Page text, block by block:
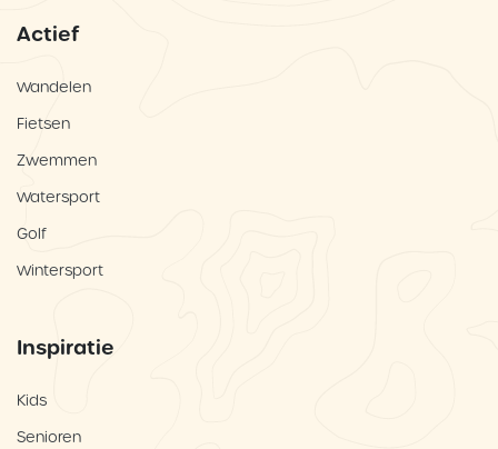
Actief
Wandelen
Fietsen
Zwemmen
Watersport
Golf
Wintersport
Inspiratie
Kids
Senioren